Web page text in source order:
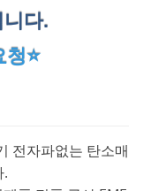
다.
⭐
전자파없는 탄소매
.